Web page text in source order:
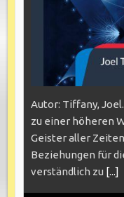
Autor: Tiffany,
zu einer höheren
Geister aller
Beziehungen für
verständlich zu [...]